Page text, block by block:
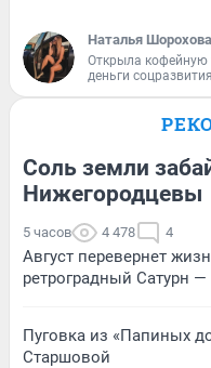
Наталья Шорохова
Открыла кофейную
деньги соцразвития
Соль земли
Нижегородцевы
5 часов 4 478 4
Август перевернет
ретроградный Сатурн —
Пуговка из «Папиных
Старшовой